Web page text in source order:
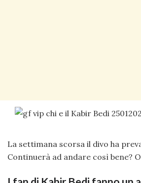
La settimana scorsa il divo ha
Continuerà ad andare così bene?